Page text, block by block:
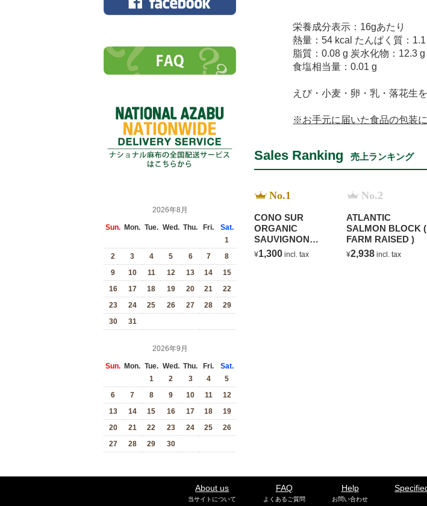
2026年8月
Sun. Mon. Tue. Wed. Thu. Fri.
Sat.
1
2
3 4 5 6 7
8
9
10 11 12 13 14
15
16
17 18 19 20 21
22
23
24 25 26 27 28
29
30
31
2026年9月
Sun. Mon. Tue. Wed. Thu. Fri.
Sat.
1
2 3 4
5
6
7 8 9 10 11
12
13
14 15 16 17 18
19
20
21 22 23 24 25
26
27
28 29 30
栄養成分表示：16gあたり
熱量：54 kcal たんぱく質：1.1
脂質：0.08 g 炭水化物：12.3 g
食塩相当量：0.01 g
えび・小麦・卵・乳・落花生
※お手元に届いた食品の包装
Sales Ranking 売上ランキング
No.1
CONO SUR
ORGANIC
SAUVIGNON
BLANC
¥1,300 incl. tax
No.2
ATLANTIC
SALMON BLOCK (
FARM RAISED )
¥2,938 incl. tax
About us
当サイトについて
FAQ
よくあるご質問
Help
お問い合わせ